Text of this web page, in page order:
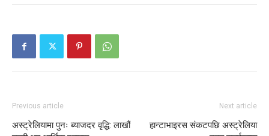
Previous article
अस्ट्रेलियामा पुनः ब्याजदर वृद्धि: लाखौं
Next article
हान्टाभाइरस संकटपछि अस्ट्रेलिया